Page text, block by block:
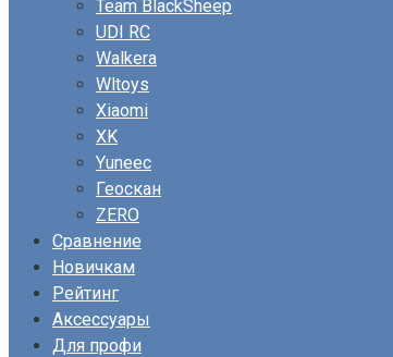
Team BlackSheep
UDI RC
Walkera
Wltoys
Xiaomi
XK
Yuneec
Геоскан
ZERO
Сравнение
Новичкам
Рейтинг
Аксессуары
Для профи